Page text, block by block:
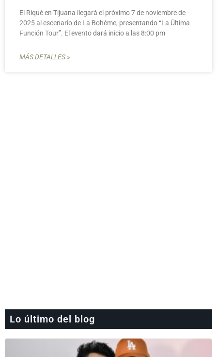
El Riqué en Tijuana llegará el próximo 7 de noviembre de
2025 al escenario de La Bohéme, presentando “La Última
Función Tour”. El evento dará inicio a las 8:00 pm
MÁS DETALLES »
Lo último del blog